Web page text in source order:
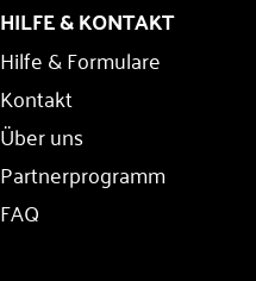
HILFE & KONTAKT
Hilfe & Formulare
Kontakt
Über uns
Partnerprogramm
FAQ